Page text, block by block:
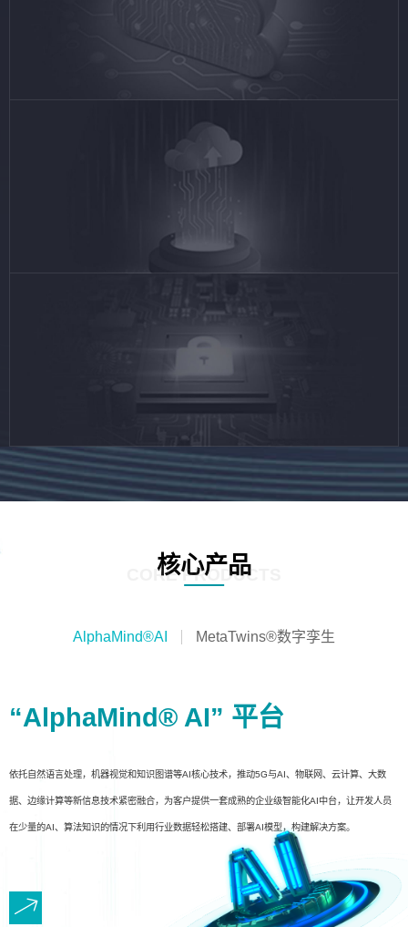
核心产品
CORE PRODUCTS
AlphaMind®AI MetaTwins®数字孪生
“AlphaMind® AI” 平台
依托自然语言处理，机器视觉和知识图谱等AI核心技术，推动5G与AI、物联网、云计算、大数
据、边缘计算等新信息技术紧密融合，为客户提供一套成熟的企业级智能化AI中台，让开发人员
在少量的AI、算法知识的情况下利用行业数据轻松搭建、部署AI模型，构建解决方案。